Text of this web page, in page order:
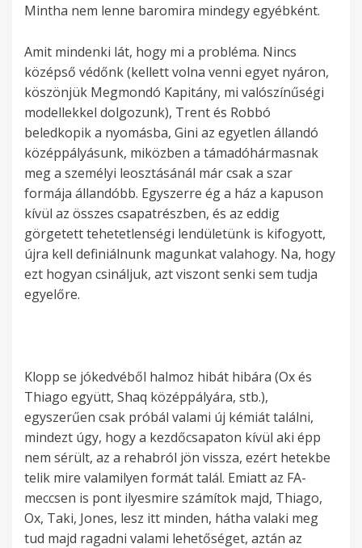
Mintha nem lenne baromira mindegy egyébként.
Amit mindenki lát, hogy mi a probléma. Nincs
középső védőnk (kellett volna venni egyet nyáron,
köszönjük Megmondó Kapitány, mi valószínűségi
modellekkel dolgozunk), Trent és Robbó
beledkopik a nyomásba, Gini az egyetlen állandó
középpályásunk, miközben a támadóhármasnak
meg a személyi leosztásánál már csak a szar
formája állandóbb. Egyszerre ég a ház a kapuson
kívül az összes csapatrészben, és az eddig
görgetett tehetetlenségi lendületünk is kifogyott,
újra kell definiálnunk magunkat valahogy. Na, hogy
ezt hogyan csináljuk, azt viszont senki sem tudja
egyelőre.
Klopp se jókedvéből halmoz hibát hibára (Ox és
Thiago együtt, Shaq középpályára, stb.),
egyszerűen csak próbál valami új kémiát találni,
mindezt úgy, hogy a kezdőcsapaton kívül aki épp
nem sérült, az a rehabról jön vissza, ezért hetekbe
telik mire valamilyen formát talál. Emiatt az FA-
meccsen is pont ilyesmire számítok majd, Thiago,
Ox, Taki, Jones, lesz itt minden, hátha valaki meg
tud majd ragadni valami lehetőséget, aztán az